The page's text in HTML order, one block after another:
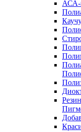
АСА-